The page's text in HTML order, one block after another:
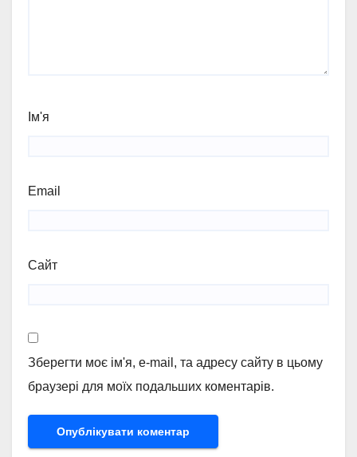
Ім'я
Email
Сайт
Зберегти моє ім'я, e-mail, та адресу сайту в цьому
браузері для моїх подальших коментарів.